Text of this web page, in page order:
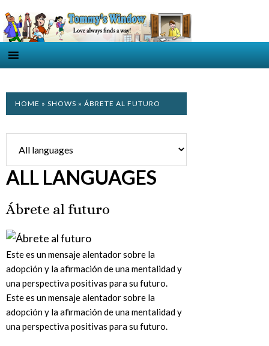
HOME » SHOWS » ÁBRETE AL FUTURO
ALL LANGUAGES
Ábrete al futuro
Este es un mensaje alentador sobre la
adopción y la afirmación de una mentalidad y
una perspectiva positivas para su futuro.
Este es un mensaje alentador sobre la
adopción y la afirmación de una mentalidad y
una perspectiva positivas para su futuro.